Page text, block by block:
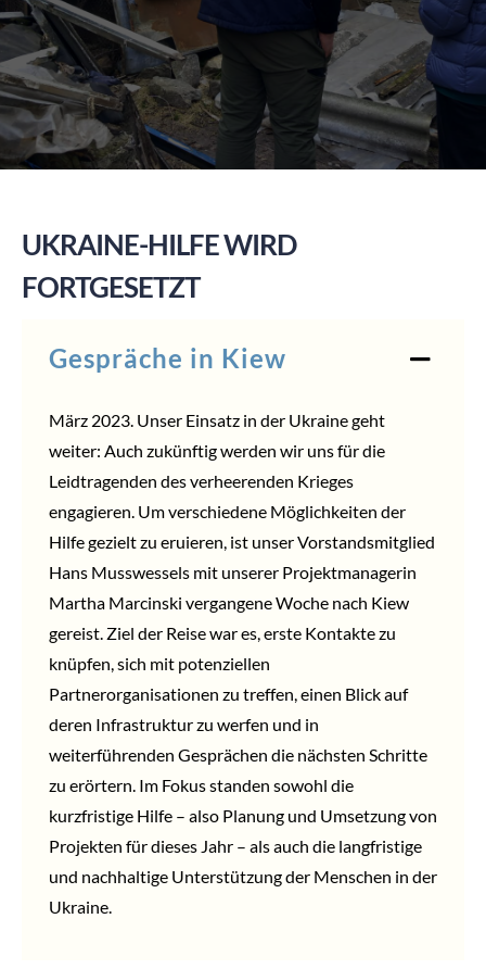
SPENDEN
UKRAINE-HILFE WIRD
FORTGESETZT
Gespräche in Kiew
März 2023. Unser Einsatz in der Ukraine geht
weiter: Auch zukünftig werden wir uns für die
Leidtragenden des verheerenden Krieges
engagieren. Um verschiedene Möglichkeiten der
Hilfe gezielt zu eruieren, ist unser Vorstandsmitglied
Hans Musswessels mit unserer Projektmanagerin
Martha Marcinski vergangene Woche nach Kiew
gereist. Ziel der Reise war es, erste Kontakte zu
knüpfen, sich mit potenziellen
Partnerorganisationen zu treffen, einen Blick auf
deren Infrastruktur zu werfen und in
weiterführenden Gesprächen die nächsten Schritte
zu erörtern. Im Fokus standen sowohl die
kurzfristige Hilfe – also Planung und Umsetzung von
Projekten für dieses Jahr – als auch die langfristige
und nachhaltige Unterstützung der Menschen in der
Ukraine.